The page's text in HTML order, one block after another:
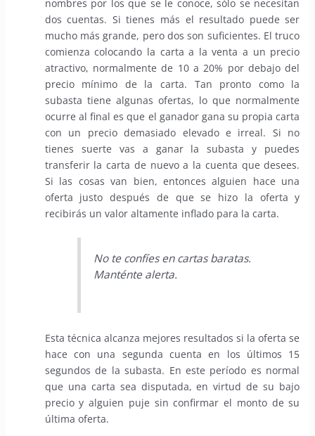
nombres por los que se le conoce, sólo se necesitan
dos cuentas. Si tienes más el resultado puede ser
mucho más grande, pero dos son suficientes. El truco
comienza colocando la carta a la venta a un precio
atractivo, normalmente de 10 a 20% por debajo del
precio mínimo de la carta. Tan pronto como la
subasta tiene algunas ofertas, lo que normalmente
ocurre al final es que el ganador gana su propia carta
con un precio demasiado elevado e irreal. Si no
tienes suerte vas a ganar la subasta y puedes
transferir la carta de nuevo a la cuenta que desees.
Si las cosas van bien, entonces alguien hace una
oferta justo después de que se hizo la oferta y
recibirás un valor altamente inflado para la carta.
No te confíes en cartas baratas.
Manténte alerta.
Esta técnica alcanza mejores resultados si la oferta se
hace con una segunda cuenta en los últimos 15
segundos de la subasta. En este período es normal
que una carta sea disputada, en virtud de su bajo
precio y alguien puje sin confirmar el monto de su
última oferta.